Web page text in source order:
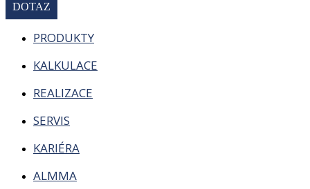
DOTAZ
PRODUKTY
KALKULACE
REALIZACE
SERVIS
KARIÉRA
ALMMA